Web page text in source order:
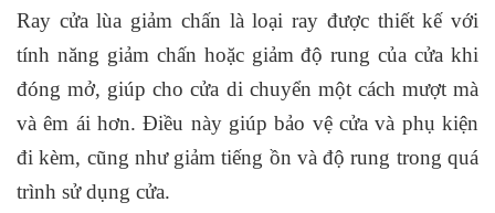
Ray cửa lùa giảm chấn là loại ray được thiết kế với
tính năng giảm chấn hoặc giảm độ rung của cửa khi
đóng mở, giúp cho cửa di chuyển một cách mượt mà
và êm ái hơn. Điều này giúp bảo vệ cửa và phụ kiện
đi kèm, cũng như giảm tiếng ồn và độ rung trong quá
trình sử dụng cửa.